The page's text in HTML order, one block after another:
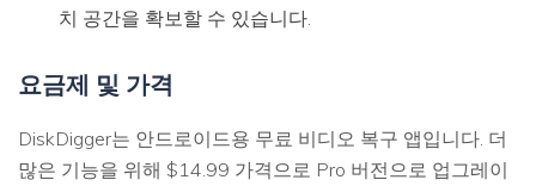
치 공간을 확보할 수 있습니다.
요금제 및 가격
DiskDigger는 안드로이드용 무료 비디오 복구 앱입니다. 더
많은 기능을 위해 $14.99 가격으로 Pro 버전으로 업그레이